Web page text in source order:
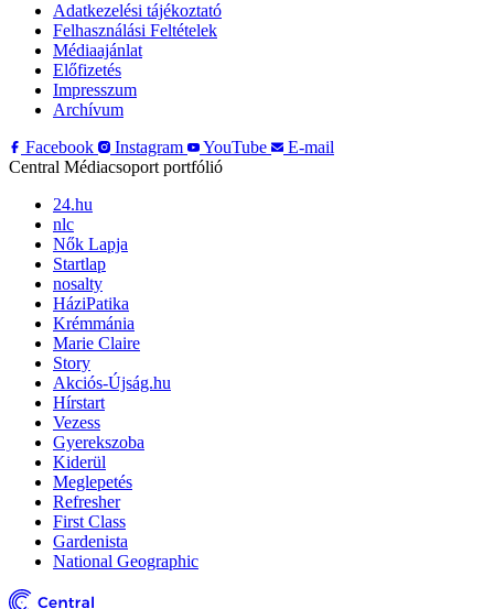
Adatkezelési tájékoztató
Felhasználási Feltételek
Médiaajánlat
Előfizetés
Impresszum
Archívum
Facebook
Instagram YouTube
E-mail
Central Médiacsoport portfólió
24.hu
nlc
Nők Lapja
Startlap
nosalty
HáziPatika
Krémmánia
Marie Claire
Story
Akciós-Újság.hu
Hírstart
Vezess
Gyerekszoba
Kiderül
Meglepetés
Refresher
First Class
Gardenista
National Geographic